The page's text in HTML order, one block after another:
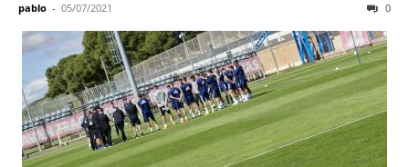
pablo - 05/07/2021 0